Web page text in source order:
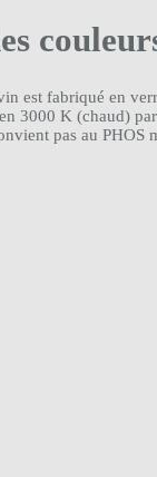
est fabriqué en
3000 K (chaud)
pas au PHOS